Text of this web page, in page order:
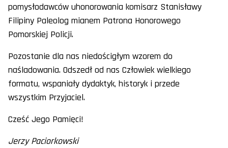
pomysłodawców uhonorowania komisarz Stanisławy
Filipiny Paleolog mianem Patrona Honorowego
Pomorskiej Policji.
Pozostanie dla nas niedościgłym wzorem do
naśladowania. Odszedł od nas Człowiek wielkiego
formatu, wspaniały dydaktyk, historyk i przede
wszystkim Przyjaciel.
Cześć Jego Pamięci!
Jerzy Paciorkowski